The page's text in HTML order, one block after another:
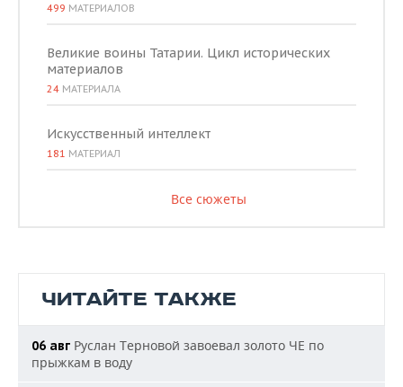
499 МАТЕРИАЛОВ
Великие воины Татарии. Цикл исторических
материалов
24 МАТЕРИАЛА
Искусственный интеллект
181 МАТЕРИАЛ
Все сюжеты
ЧИТАЙТЕ ТАКЖЕ
06 авг Руслан Терновой завоевал золото ЧЕ по
прыжкам в воду